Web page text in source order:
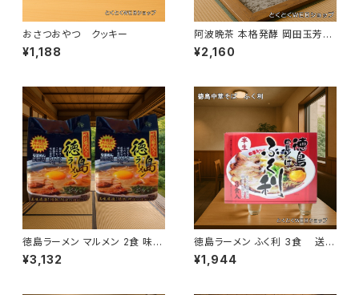
おさつおやつ クッキー
¥1,188
阿波晩茶 本格発酵 岡田玉芳
園 徳島特産 晩茶 発酵茶
¥2,160
徳島ラーメン マルメン 2食 味付
豚肉・ネギ・スープ・メンマ付 2
個セット 送料無料 豚骨しょう
¥3,132
徳島ラーメン ふく利 3食 送料
無料 豚骨しょうゆ ご当地ラーメ
ン
¥1,944